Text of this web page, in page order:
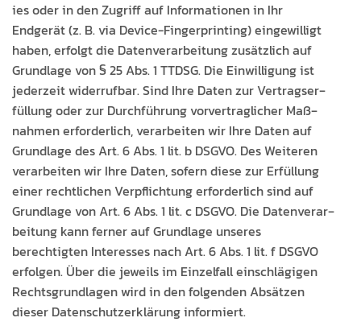
ies oder in den Zugriff auf Infor­ma­tio­nen in Ihr
Endgerät (z. B. via Device-Fin­ger­print­ing) eingewil­ligt
haben, erfol­gt die Daten­ver­ar­beitung zusät­zlich auf
Grund­lage von § 25 Abs. 1 TTDSG. Die Ein­willi­gung ist
jed­erzeit wider­ruf­bar. Sind Ihre Dat­en zur Ver­tragser­
fül­lung oder zur Durch­führung vorver­traglich­er Maß­
nah­men erforder­lich, ver­ar­beit­en wir Ihre Dat­en auf
Grund­lage des Art. 6 Abs. 1 lit. b DSGVO. Des Weit­eren
ver­ar­beit­en wir Ihre Dat­en, sofern diese zur Erfül­lung
ein­er rechtlichen Verpflich­tung erforder­lich sind auf
Grund­lage von Art. 6 Abs. 1 lit. c DSGVO. Die Daten­ver­ar­
beitung kann fern­er auf Grund­lage unseres
berechtigten Inter­ess­es nach Art. 6 Abs. 1 lit. f DSGVO
erfol­gen. Über die jew­eils im Einzelfall ein­schlägi­gen
Rechts­grund­la­gen wird in den fol­gen­den Absätzen
dieser Daten­schutzerk­lärung informiert.